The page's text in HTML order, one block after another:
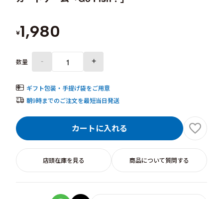
¥1,980
数量 - +
ギフト包装・手提げ袋をご用意
朝9時までのご注文を最短当日発送
カートに入れる
店頭在庫を見る 商品について質問する